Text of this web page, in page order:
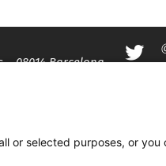
– 08014 Barcelona
or selected purposes, or you